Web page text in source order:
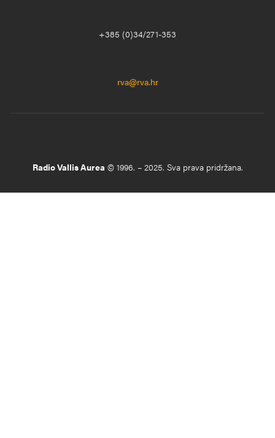
+385 (0)34/271-353
rva@rva.hr
Radio Vallis Aurea © 1996. – 2025. Sva prava pridržana.